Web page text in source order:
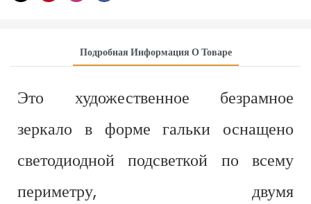
Подробная Информация О Товаре
Это художественное безрамное
зеркало в форме гальки оснащено
светодиодной подсветкой по всему
периметру, двумя